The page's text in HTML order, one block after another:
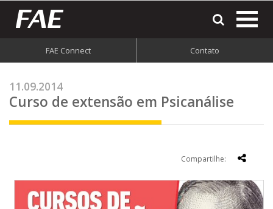
FAE Connect Contato
11.09.2014
Curso de extensão em Psicanálise
Compartilhe: